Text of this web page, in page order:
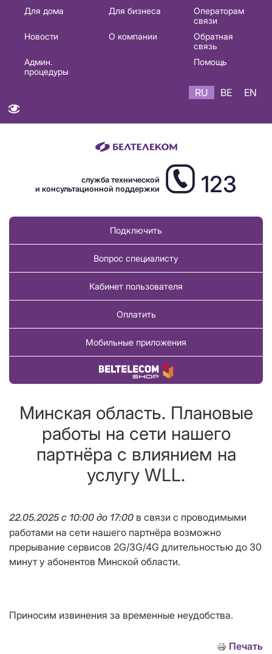
Основная
навигация
Для дома Для бизнеса
Операторам
связи
Новости
О компании
Обратная
связь
Админ.
процедуры
Помощь
RU BE EN
служба технической
и консультационной поддержки
123
Подключить
Вопрос специалисту
Кабинет пользователя
Оплатить
Мобильные приложения
Купить товар
Минская область. Плановые
работы на сети нашего
партнёра с влиянием на
услугу WLL.
22.05.2025 с 10:00 до 17:00 в связи с проводимыми
работами на сети нашего партнёра возможно
прерывание сервисов 2G/3G/4G длительностью до 30
минут у абонентов Минской области.
Приносим извинения за временные неудобства.
Печать